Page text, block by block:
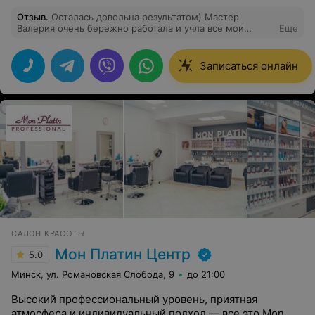
Отзыв. Осталась довольна результатом) Мастер
Валерия очень бережно работала и учла все мои
атмосфера)
Еще
Записаться онлайн
САЛОН КРАСОТЫ
5.0 Мон Платин Центр
Минск, ул. Романовская Слобода, 9 до 21:00
Высокий профессиональный уровень, приятная